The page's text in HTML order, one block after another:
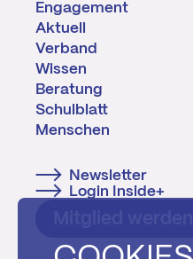
Engagement
Aktuell
Verband
Wissen
Beratung
Schulblatt
Menschen
Newsletter
Login Inside+